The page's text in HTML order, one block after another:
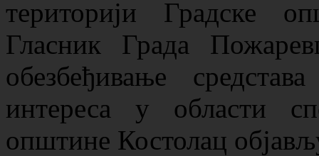
територији Градске
Гласник Града
обезбеђивање
интереса у области
општине Костолац